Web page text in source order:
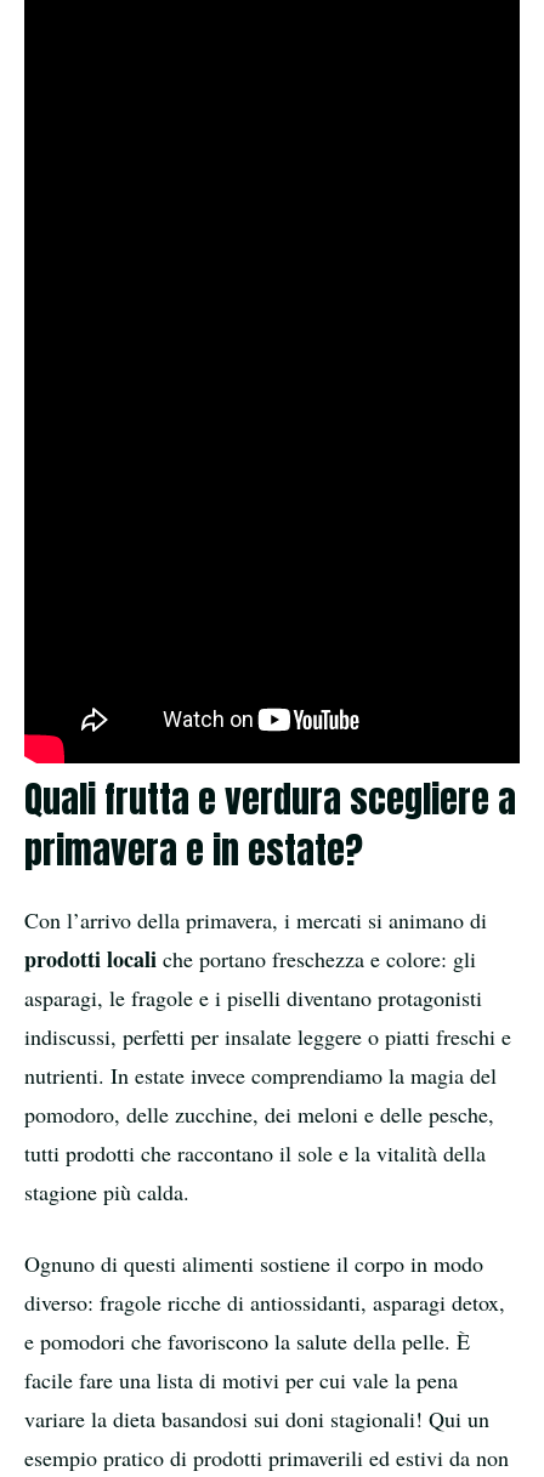
Quali frutta e verdura scegliere a
primavera e in estate?
Con l’arrivo della primavera, i mercati si animano di
prodotti locali che portano freschezza e colore: gli
asparagi, le fragole e i piselli diventano protagonisti
indiscussi, perfetti per insalate leggere o piatti freschi e
nutrienti. In estate invece comprendiamo la magia del
pomodoro, delle zucchine, dei meloni e delle pesche,
tutti prodotti che raccontano il sole e la vitalità della
stagione più calda.
Ognuno di questi alimenti sostiene il corpo in modo
diverso: fragole ricche di antiossidanti, asparagi detox,
e pomodori che favoriscono la salute della pelle. È
facile fare una lista di motivi per cui vale la pena
variare la dieta basandosi sui doni stagionali! Qui un
esempio pratico di prodotti primaverili ed estivi da non